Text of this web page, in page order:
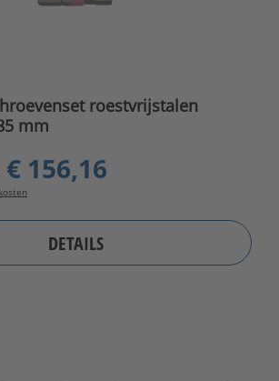
roestvrijstalen
mm
156,16
DETAILS